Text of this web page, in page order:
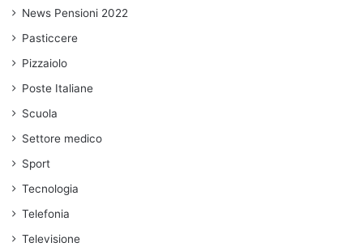
News Pensioni 2022
Pasticcere
Pizzaiolo
Poste Italiane
Scuola
Settore medico
Sport
Tecnologia
Telefonia
Televisione